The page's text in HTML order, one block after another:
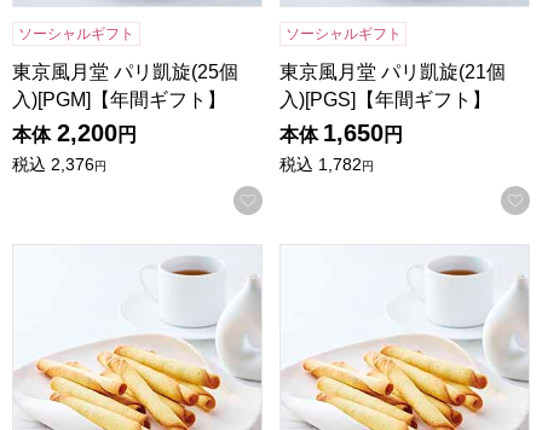
ソーシャルギフト
東京風月堂 パリ凱旋(25個
入)[PGM]【年間ギフト】
本体 2,200円
税込 2,376円
お気に入りに登録する
ソーシャルギフト
東京風月堂 パリ凱旋(21個
入)[PGS]【年間ギフト】
本体 1,650円
税込 1,782円
東京風月堂 パピヨットL(32本入)[PL]【年間ギフト】
東京風月堂 パピヨットM(24